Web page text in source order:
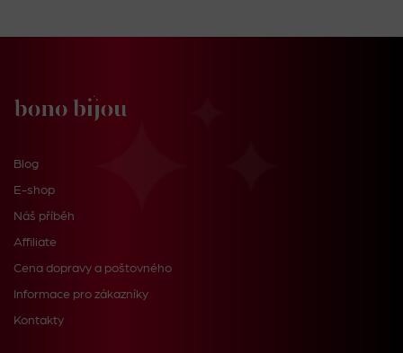
Blog
E-shop
Náš příběh
Affiliate
Cena dopravy a poštovného
Informace pro zákazníky
Kontakty